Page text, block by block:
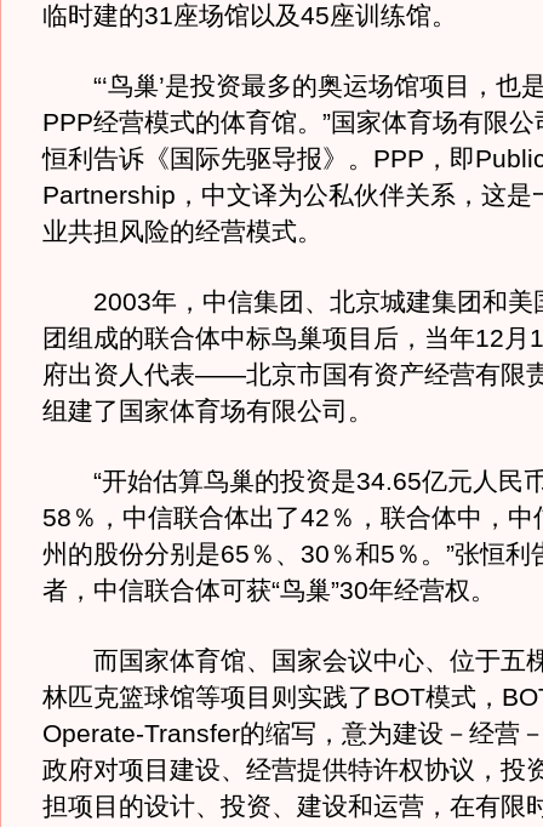
临时建的31座场馆以及45座训练馆。
“‘鸟巢’是投资最多的奥运场馆项目，也
PPP经营模式的体育馆。”国家体育场有限
恒利告诉《国际先驱导报》。PPP，即
Partnership，中文译为公私伙伴关系，这是
业共担风险的经营模式。
2003年，中信集团、北京城建集团和美
团组成的联合体中标鸟巢项目后，当年12月
府出资人代表——北京市国有资产经营有限
组建了国家体育场有限公司。
“开始估算鸟巢的投资是34.65亿元人民
58％，中信联合体出了42％，联合体中，中
州的股份分别是65％、30％和5％。”张恒利
者，中信联合体可获“鸟巢”30年经营权。
而国家体育馆、国家会议中心、位于五
林匹克篮球馆等项目则实践了BOT模式，
Operate-Transfer的缩写，意为建设－经营
政府对项目建设、经营提供特许权协议，投
担项目的设计、投资、建设和运营，在有限